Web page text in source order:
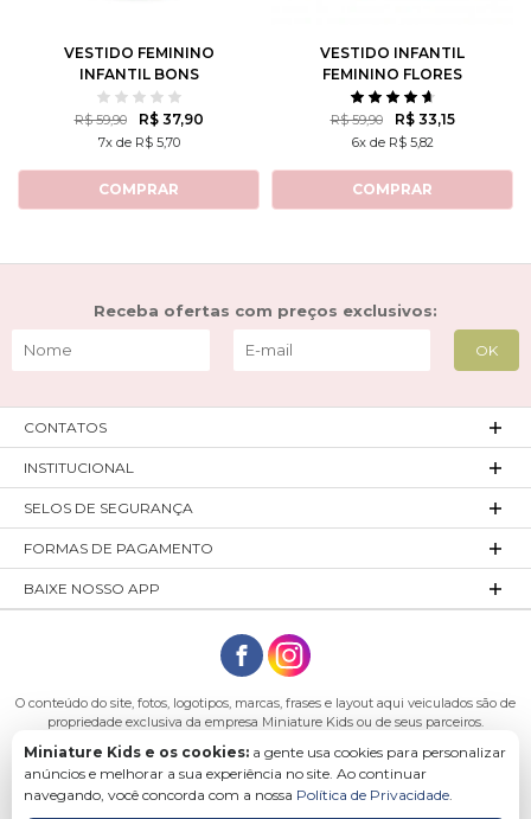
VESTIDO FEMININO
INFANTIL BONS
SENTIMENTOS
R$ 59,90 R$ 37,90
7x de R$ 5,70
COMPRAR
VESTIDO INFANTIL
FEMININO FLORES
DELICADAS
R$ 59,90 R$ 33,15
6x de R$ 5,82
COMPRAR
Receba ofertas com preços exclusivos:
CONTATOS
INSTITUCIONAL
SELOS DE SEGURANÇA
FORMAS DE PAGAMENTO
BAIXE NOSSO APP
O conteúdo do site, fotos, logotipos, marcas, frases e layout aqui veiculados são de
propriedade exclusiva da empresa Miniature Kids ou de seus parceiros.
Todos os direitos reservados. Platinum Indústria de Confecções LTDA - CNPJ:
27.180.131/0001-54 Endereço: Rod. Ivo Silveira, n° 7505 - Bateias, Gaspar - SC, 89113-
040
Miniature Kids e os cookies: a gente usa cookies para personalizar
anúncios e melhorar a sua experiência no site. Ao continuar
navegando, você concorda com a nossa Política de Privacidade.